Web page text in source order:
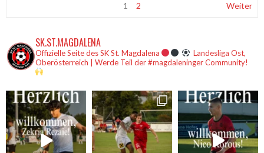
1 2 Weiter
SK.ST.MAGDALENA
Offizielle Seite des SK St. Magdalena
Landesliga Ost,
Oberösterreich | Werde Teil der #magdaleninger Community!